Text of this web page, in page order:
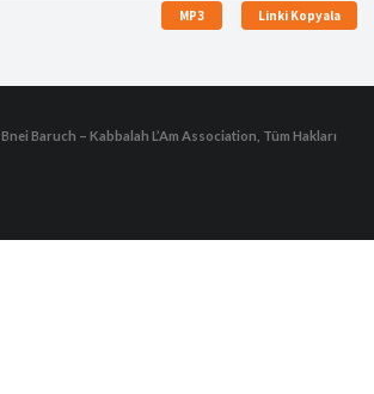
MP3 Linki Kopyala
Bnei Baruch – Kabbalah L’Am Association, Tüm Hakları